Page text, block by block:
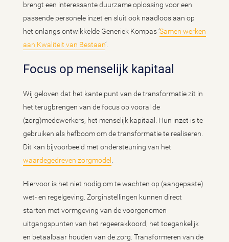
brengt een interessante duurzame oplossing voor een
passende personele inzet en sluit ook naadloos aan op
het onlangs ontwikkelde Generiek Kompas ‘Samen werken
aan Kwaliteit van Bestaan’.
Focus op menselijk kapitaal
Wij geloven dat het kantelpunt van de transformatie zit in
het terugbrengen van de focus op vooral de
(zorg)medewerkers, het menselijk kapitaal. Hun inzet is te
gebruiken als hefboom om de transformatie te realiseren.
Dit kan bijvoorbeeld met ondersteuning van het
waardegedreven zorgmodel
Hiervoor is het niet nodig om te wachten op (aangepaste)
wet- en regelgeving. Zorginstellingen kunnen direct
starten met vormgeving van de voorgenomen
uitgangspunten van het regeerakkoord, het toegankelijk
en betaalbaar houden van de zorg. Transformeren van de